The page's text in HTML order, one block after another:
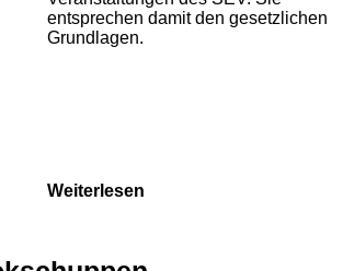
entsprechen damit den gesetzlichen
Grundlagen.
Weiterlesen